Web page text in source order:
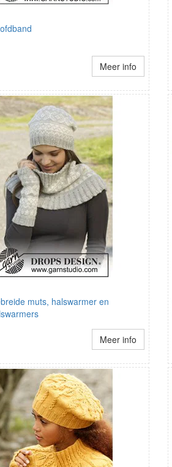
Meer info
muts, halswarmer en
Meer info